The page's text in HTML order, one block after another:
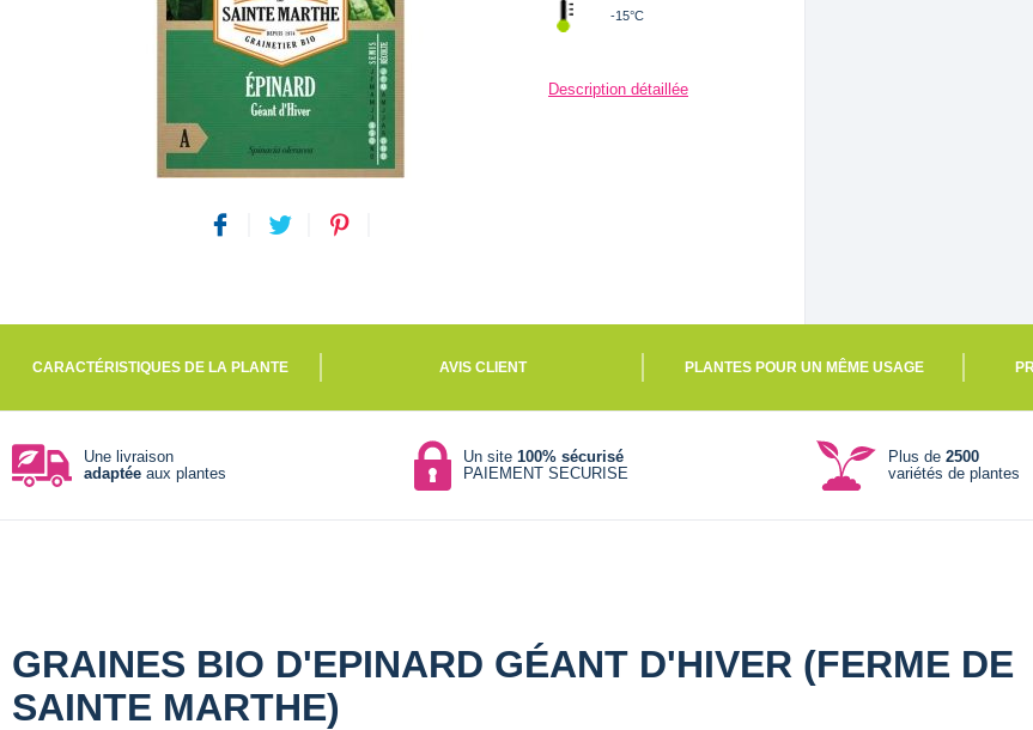
-15°C
Description détaillée
CARACTÉRISTIQUES DE LA PLANTE AVIS CLIENT PLANTES POUR UN MÊME USAGE
Une livraison
adaptée aux plantes
Un site 100% sécurisé
PAIEMENT SECURISE
Plus de 2500
variétés de plantes
GRAINES BIO D'EPINARD GÉANT D'HIVER (FERME DE
SAINTE MARTHE)